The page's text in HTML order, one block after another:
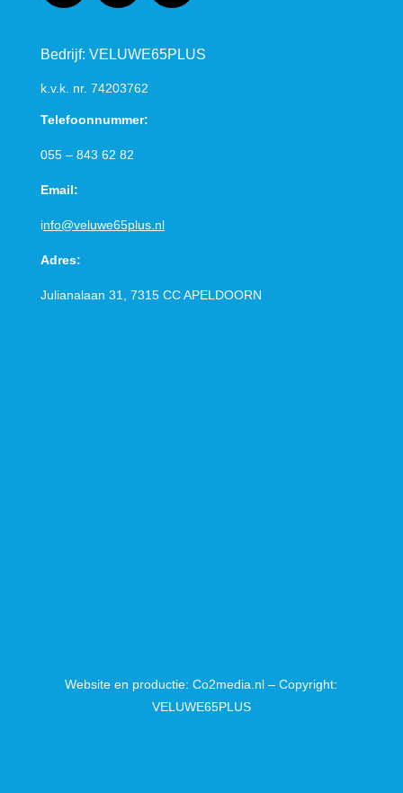
Bedrijf: VELUWE65PLUS
k.v.k. nr. 74203762
Telefoonnummer:
055 – 843 62 82
Email:
info@veluwe65plus.nl
Adres:
Julianalaan 31, 7315 CCAPELDOORN
Website en productie: Co2media.nl – Copyright:
VELUWE65PLUS